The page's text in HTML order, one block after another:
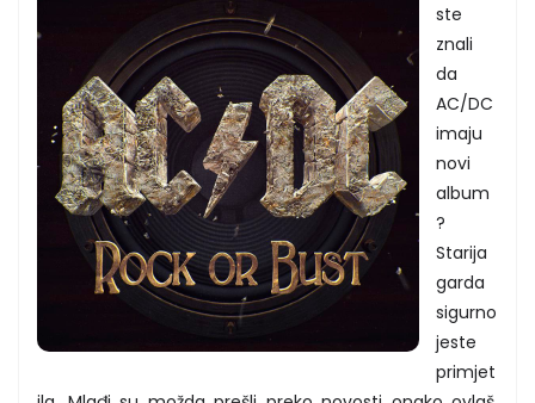
ste
znali
da
AC/DC
imaju
novi
album
?
Starija
garda
sigurno
jeste
primjet